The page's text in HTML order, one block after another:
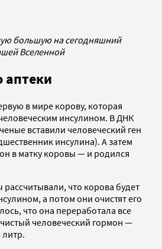
большую на сегодняшний
Вселенной
аптеки
в мире корову, которая
инсулином. В ДНК
вставили человеческий ген
инсулина). А затем
в матку коровы — и родился
что корова будет
а потом они очистят его
что она переработала все
человеческий гормон —